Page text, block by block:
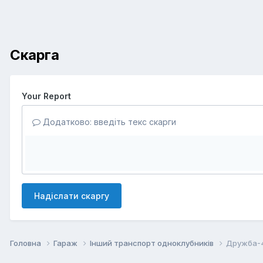
Скарга
Your Report
Додатково: введіть текс скарги
Надіслати скаргу
Головна Гараж Інший транспорт одноклубників Дружба-